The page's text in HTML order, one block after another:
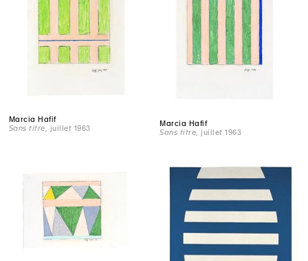
Marcia Hafif
Sans titre , juillet 1963
Marcia Hafif
Sans titre, juillet 1963